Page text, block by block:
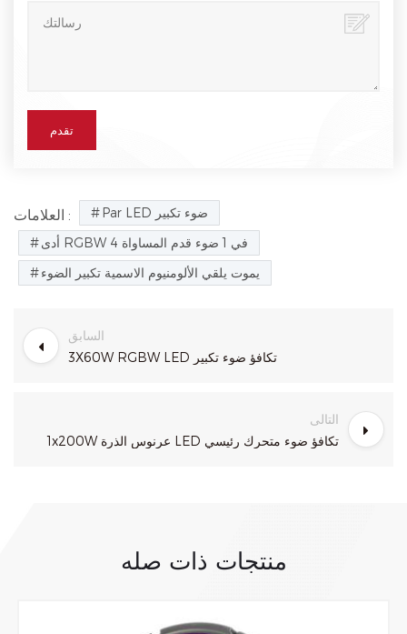
العلامات :
Par LED ضوء تكبير
أدى RGBW 4 في 1 ضوء قدم المساواة
يموت يلقي الألومنيوم الاسمية تكبير الضوء
السابق
3X60W RGBW LED تكافؤ ضوء تكبير
التالى
1x200W عرنوس الذرة LED تكافؤ ضوء متحرك رئيسي
منتجات ذات صله